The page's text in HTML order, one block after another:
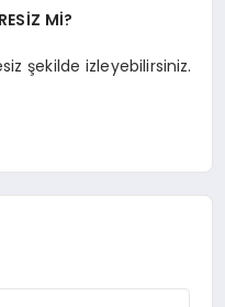
Mİ?
şekilde izleyebilirsiniz.